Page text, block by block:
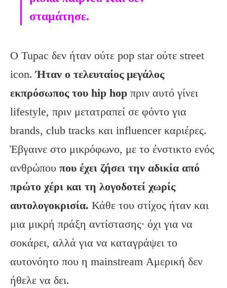
σταμάτησε.
Ο Tupac δεν ήταν ούτε pop star ούτε street
icon. Ήταν ο τελευταίος μεγάλος
εκπρόσωπος του hip hop πριν αυτό γίνει
lifestyle, πριν μετατραπεί σε φόντο για
brands, club tracks και influencer καριέρες.
Έβγαινε στο μικρόφωνο, με το ένστικτο ενός
ανθρώπου που έχει ζήσει την αδικία από
πρώτο χέρι και τη λογοδοτεί χωρίς
αυτολογοκρισία. Κάθε του στίχος ήταν και
μια μικρή πράξη αντίστασης· όχι για να
σοκάρει, αλλά για να καταγράψει το
αυτονόητο που η mainstream Αμερική δεν
ήθελε να δει.